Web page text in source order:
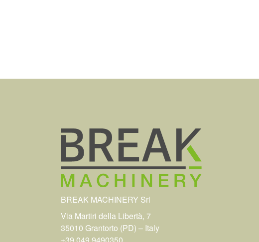
BREAK MACHINERY Srl
Via Martiri della Libertà, 7
35010 Grantorto (PD) – Italy